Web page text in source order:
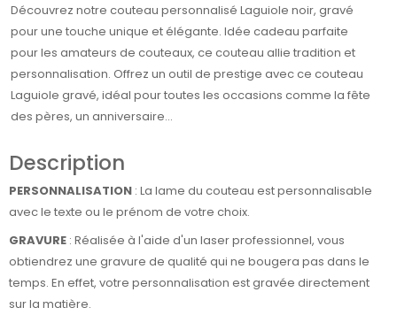
Découvrez notre couteau personnalisé Laguiole noir, gravé
pour une touche unique et élégante. Idée cadeau parfaite
pour les amateurs de couteaux, ce couteau allie tradition et
personnalisation. Offrez un outil de prestige avec ce couteau
Laguiole gravé, idéal pour toutes les occasions comme la fête
des pères, un anniversaire...
Description
PERSONNALISATION : La lame du couteau est personnalisable
avec le texte ou le prénom de votre choix.
GRAVURE : Réalisée à l'aide d'un laser professionnel, vous
obtiendrez une gravure de qualité qui ne bougera pas dans le
temps. En effet, votre personnalisation est gravée directement
sur la matière.